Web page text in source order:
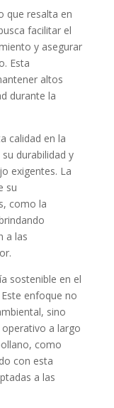
que resalta en
facilitar el
y asegurar
Esta
altos
durante la
calidad en la
durabilidad y
exigentes. La
su
como la
a las
sostenible en el
enfoque no
sino
a largo
como
con esta
a las